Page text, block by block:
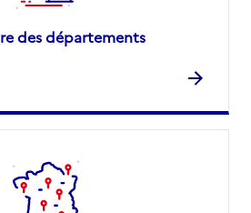
des départements